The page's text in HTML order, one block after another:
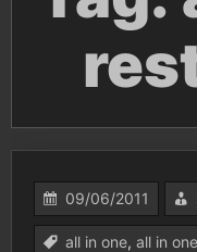
09/06/2011
all in one, all in